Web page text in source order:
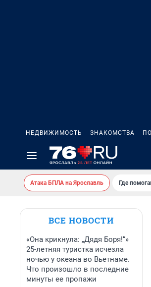
НЕДВИЖИМОСТЬ ЗНАКОМСТВА
Атака БПЛА на Ярославль Где
ВСЕ НОВОСТИ
«Она крикнула: „Дядя Боря!“»
25-летняя туристка исчезла
ночью у океана во Вьетнаме.
Что произошло в последние
минуты ее пропажи